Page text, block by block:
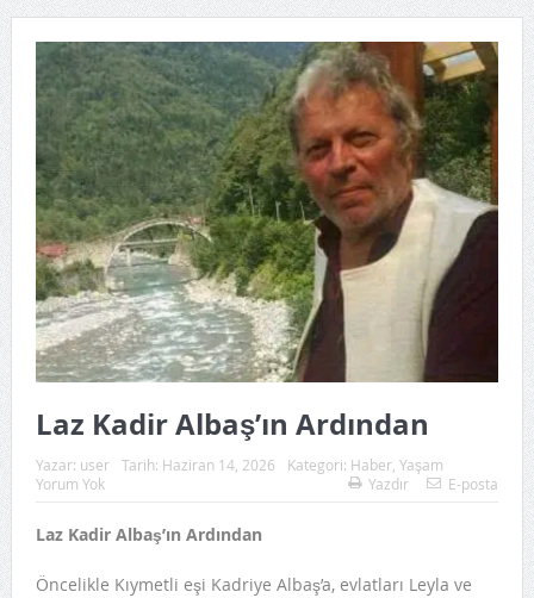
Laz Kadir Albaş’ın Ardından
Yazar: user Tarih: Haziran 14, 2026 Kategori: Haber, Yaşam
Yorum Yok
Yazdır E-posta
Laz Kadir Albaş’ın Ardından
Öncelikle Kıymetli eşi Kadriye Albaş’a, evlatları Leyla ve